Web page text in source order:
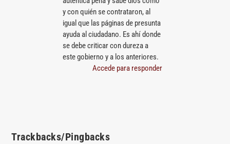
y con quién se contrataron, al
igual que las páginas de presunta
ayuda al ciudadano. Es ahí donde
se debe criticar con dureza a
este gobierno y a los anteriores.
Accede para responder
Trackbacks/Pingbacks